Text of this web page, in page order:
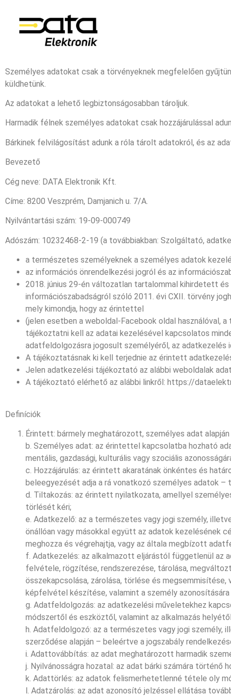
Személyes adatokat csak a törvényeknek megfelelően
küldhetünk.
Az adatokat a lehető legbiztonságosabban tároljuk.
Harmadik félnek személyes adatokat csak hozzájárulással
Bárkinek felvilágosítást adunk a róla tárolt adatokról, és az
Bevezető
Cég neve: DATA Elektronik Kft.
Címe: 8200 Veszprém, Damjanich u. 7/A.
Nyilvántartási szám: 19-09-000749
Adószám: 10232468-2-19 (a továbbiakban: Szolgáltató,
a természetes személyeknek a személyes adatok
az információs önrendelkezési jogról és az
2018. június 29-én változatlan tartalommal kihirdetett
információszabadságról szóló 2011. évi CXII. törvény
mely kimondja, hogy az érintettel
(jelen esetben a weboldal-Facebook oldal használóval,
tájékoztatni kell az adatai kezelésével kapcsolatos
adatfeldolgozásra jogosult személyéről, az adatkezelés
A tájékoztatásnak ki kell terjednie az érintett
Jelen adatkezelési tájékoztató az alábbi weboldalak
A tájékoztató elérhető az alábbi linkről: https://
Definíciók
Érintett: bármely meghatározott, személyes adat
b. Személyes adat: az érintettel kapcsolatba hozható
mentális, gazdasági, kulturális vagy szociális
c. Hozzájárulás: az érintett akaratának önkéntes és
beleegyezését adja a rá vonatkozó személyes adatok
d. Tiltakozás: az érintett nyilatkozata, amellyel
törlését kéri;
e. Adatkezelő: az a természetes vagy jogi személy,
önállóan vagy másokkal együtt az adatok kezelésének
meghozza és végrehajtja, vagy az általa megbízott
f. Adatkezelés: az alkalmazott eljárástól függetlenül az
felvétele, rögzítése, rendszerezése, tárolása,
összekapcsolása, zárolása, törlése és
képfelvétel készítése, valamint a személy
g. Adatfeldolgozás: az adatkezelési műveletekhez
módszertől és eszköztől, valamint az alkalmazás
h. Adatfeldolgozó: az a természetes vagy jogi személy,
szerződése alapján – beleértve a jogszabály
i. Adattovábbítás: az adat meghatározott harmadik
j. Nyilvánosságra hozatal: az adat bárki számára történő
k. Adattörlés: az adatok felismerhetetlenné tétele oly
l. Adatzárolás: az adat azonosító jelzéssel ellátása